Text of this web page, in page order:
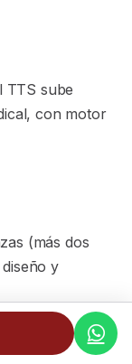
TTS sube
con motor
(más dos
y